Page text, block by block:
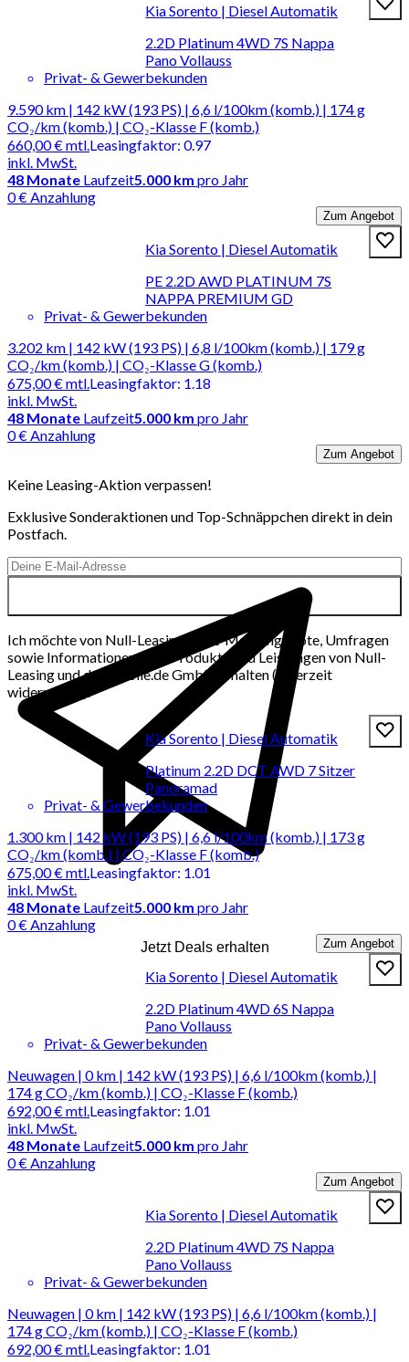
Kia Sorento | Diesel Automatik
2.2D Platinum 4WD 7S Nappa
Pano Vollauss
Privat- & Gewerbekunden
9.590 km | 142 kW (193 PS) | 6,6 l/100km (komb.) | 174 g
CO₂/km (komb.) | CO₂-Klasse F (komb.)
660,00 €mtl.
inkl. MwSt.
Leasingfaktor: 0.97
48 Monate Laufzeit5.000 km pro Jahr
0 € Anzahlung
Zum Angebot
Kia Sorento | Diesel Automatik
PE 2.2D AWD PLATINUM 7S
NAPPA PREMIUM GD
Privat- & Gewerbekunden
3.202 km | 142 kW (193 PS) | 6,8 l/100km (komb.) | 179 g
CO₂/km (komb.) | CO₂-Klasse G (komb.)
675,00 €mtl.
inkl. MwSt.
Leasingfaktor: 1.18
48 Monate Laufzeit5.000 km pro Jahr
0 € Anzahlung
Zum Angebot
Keine Leasing-Aktion verpassen!
Exklusive Sonderaktionen und Top-Schnäppchen direkt in dein
Postfach.
Jetzt Deals erhalten
Ich möchte von Null-Leasing per E-Mail Angebote, Umfragen
sowie Informationen über Produkte und Leistungen von Null-
Leasing und der mobile.de GmbH erhalten (jederzeit
widerrufbar).
Kia Sorento | Diesel Automatik
Platinum 2.2D DCT AWD 7 Sitzer
Panoramad
Privat- & Gewerbekunden
1.300 km | 142 kW (193 PS) | 6,6 l/100km (komb.) | 173 g
CO₂/km (komb.) | CO₂-Klasse F (komb.)
675,00 €mtl.
inkl. MwSt.
Leasingfaktor: 1.01
48 Monate Laufzeit5.000 km pro Jahr
0 € Anzahlung
Zum Angebot
Kia Sorento | Diesel Automatik
2.2D Platinum 4WD 6S Nappa
Pano Vollauss
Privat- & Gewerbekunden
Neuwagen | 0 km | 142 kW (193 PS) | 6,6 l/100km (komb.) |
174 g CO₂/km (komb.) | CO₂-Klasse F (komb.)
692,00 €mtl.
inkl. MwSt.
Leasingfaktor: 1.01
48 Monate Laufzeit5.000 km pro Jahr
0 € Anzahlung
Zum Angebot
Kia Sorento | Diesel Automatik
2.2D Platinum 4WD 7S Nappa
Pano Vollauss
Privat- & Gewerbekunden
Neuwagen | 0 km | 142 kW (193 PS) | 6,6 l/100km (komb.) |
174 g CO₂/km (komb.) | CO₂-Klasse F (komb.)
692,00 €mtl. Leasingfaktor: 1.01